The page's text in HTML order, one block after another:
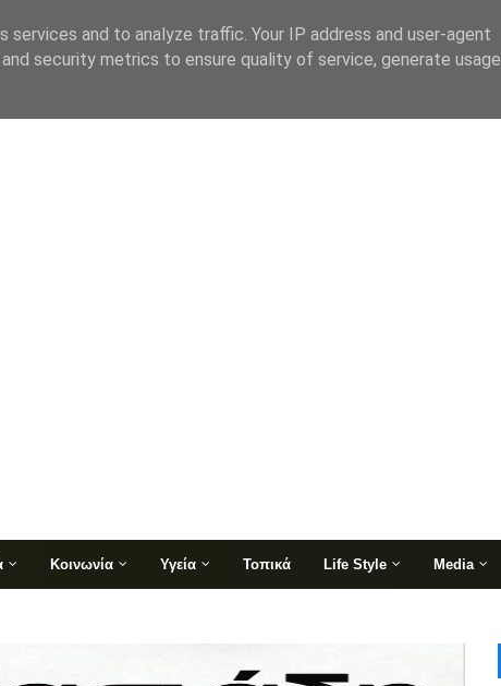
Κοινωνία Υγεία Τοπικά Life Style Media
and to analyze traffic. Your IP address and user-agent
security metrics to ensure quality of service, generate usage